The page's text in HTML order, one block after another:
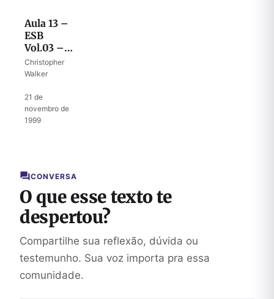
Amorreus
Aula 13 –
ESB
Vol.03 –
40º Ano
no
IV – Os
Inimigos
III
Christopher
Walker
21 de
novembro de
1999
CONVERSA
O que esse texto te
despertou?
Compartilhe sua reflexão, dúvida ou
testemunho. Sua voz importa pra essa
comunidade.